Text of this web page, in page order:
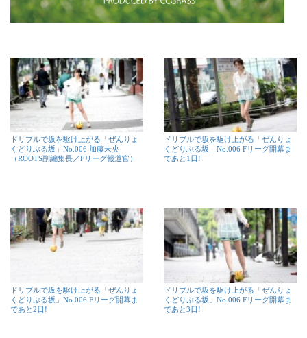
ドリブルで坂を駆け上がる「ぜんりょ
くどりぶる坂」No.006 加藤未央
（ROOTS副編集長／Fリーグ報道官）
ドリブルで坂を駆け上がる「ぜんりょ
くどりぶる坂」No.006 Fリーグ開幕ま
であと1日!
ドリブルで坂を駆け上がる「ぜんりょ
くどりぶる坂」No.006 Fリーグ開幕ま
であと2日!
ドリブルで坂を駆け上がる「ぜんりょ
くどりぶる坂」No.006 Fリーグ開幕ま
であと3日!